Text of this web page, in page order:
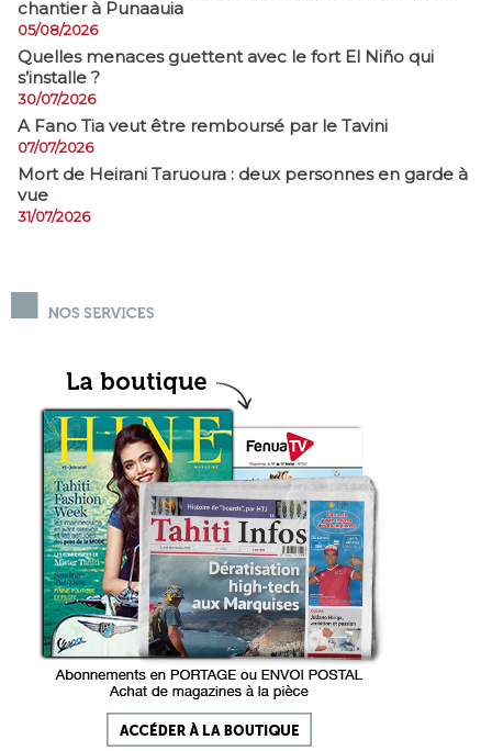
chantier à Punaauia
05/08/2026
Quelles menaces guettent avec le fort El Niño qui
s’installe ?
30/07/2026
A Fano Tia veut être remboursé par le Tavini
07/07/2026
Mort de Heirani Taruoura : deux personnes en garde à
vue
31/07/2026